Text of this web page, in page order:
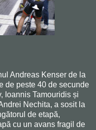
Andreas Kenser de la
de peste 40 de secunde
Ioannis Tamouridis și
Nechita, a sosit la
de etapă,
cu un avans fragil de